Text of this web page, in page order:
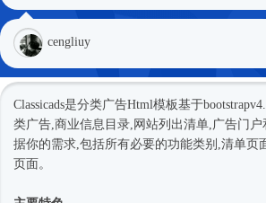
cengliuy
Classicads是分类广告Html模板基于
类广告,商业信息目录,网站列出清单,广告门
据你的需求,包括所有必要的功能类别,清单页
页面。